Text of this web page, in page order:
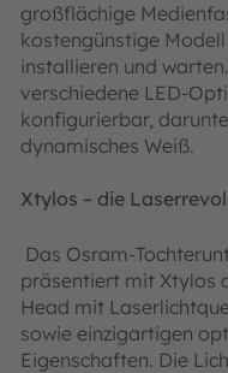
großflächige
kostengünstige
installieren und
verschiedene LED-
konfigurierbar,
dynamisches Weiß.
Xtylos – die
Das Osram-
präsentiert mit Xtylos
Head mit
sowie einzigartigen
Eigenschaften. Die